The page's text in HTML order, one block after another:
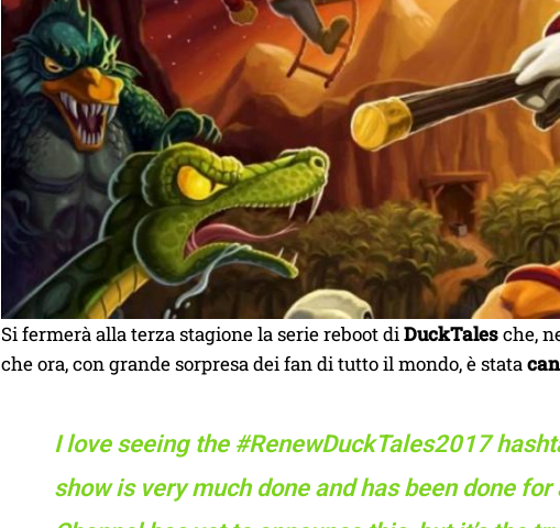
Si fermerà alla terza stagione la serie reboot diDuckTalesche,
che ora, con grande sorpresa dei fan di tutto il mondo, è stata
I love seeing the #RenewDuckTales2017
show is very much done and has been done